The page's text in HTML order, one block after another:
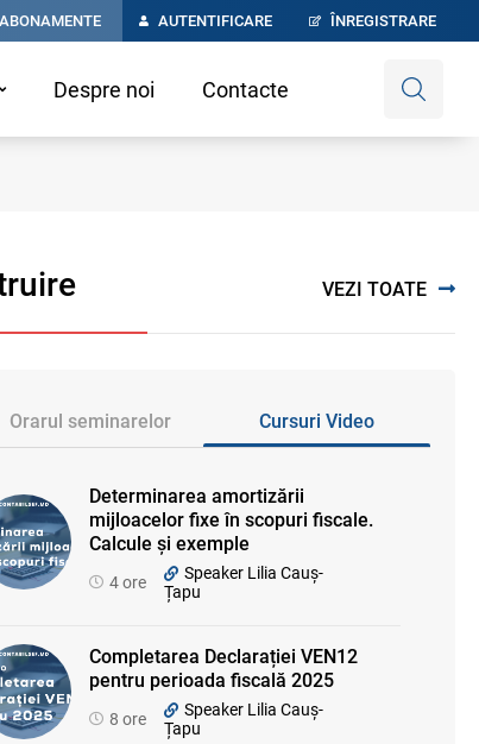
ABONAMENTE AUTENTIFICARE ÎNREGISTRARE
Despre noi Contacte
VEZI TOATE
Orarul seminarelor Cursuri Video
Determinarea amortizării
mijloacelor fixe în scopuri fiscale.
Calcule și exemple
4 ore
Speaker Lilia Cauș-
Țapu
Completarea Declarației VEN12
pentru perioada fiscală 2025
8 ore
Speaker Lilia Cauș-
Țapu